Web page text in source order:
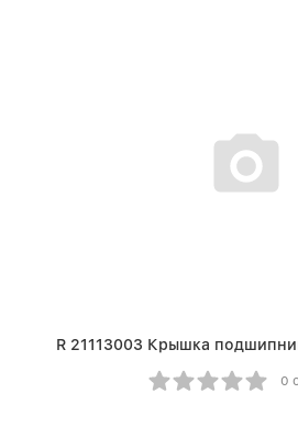
R 21113003 Крышка
0